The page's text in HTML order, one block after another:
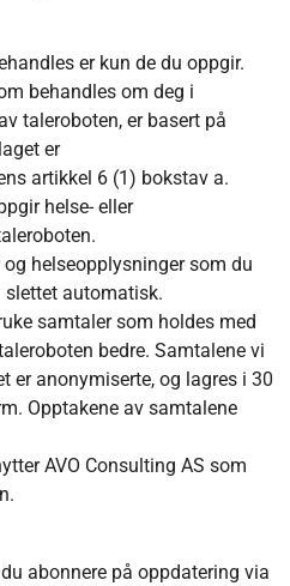
er kun de du oppgir.
behandles om deg i
taleroboten, er basert på
er
artikkel 6 (1) bokstav a.
helse- eller
helseopplysninger som du
slettet automatisk.
samtaler som holdes med
bedre. Samtalene vi
er anonymiserte, og lagres i 30
Opptakene av samtalene
AVO Consulting AS som
abonnere på oppdatering via